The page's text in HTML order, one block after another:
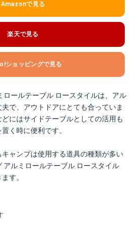
Amazonで見る
楽天で見る
ショッピングで見る
ロールテーブル ロースタイルは、アル
で、アウトドアにとても合っていま
にはサイドテーブルとしての活用も
く時に便利です。
ャンプは使用する道具の種類が多い
アルミロールテーブル ロースタイル
す。